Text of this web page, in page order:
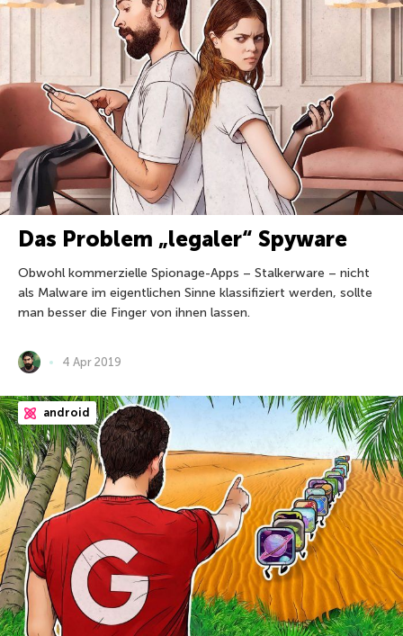
Das Problem „legaler“ Spyware
Obwohl kommerzielle Spionage-Apps – Stalkerware – nicht
als Malware im eigentlichen Sinne klassifiziert werden, sollte
man besser die Finger von ihnen lassen.
4 Apr 2019
android